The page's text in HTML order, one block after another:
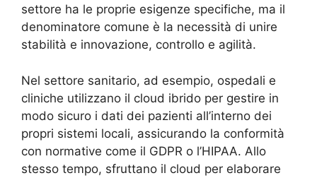
settore ha le proprie esigenze specifiche, ma il
denominatore comune è la necessità di unire
stabilità e innovazione, controllo e agilità.
Nel settore sanitario, ad esempio, ospedali e
cliniche utilizzano il cloud ibrido per gestire in
modo sicuro i dati dei pazienti all’interno dei
propri sistemi locali, assicurando la conformità
con normative come il GDPR o l’HIPAA. Allo
stesso tempo, sfruttano il cloud per elaborare